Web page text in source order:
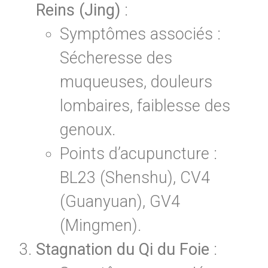
Reins (Jing) :
Symptômes associés :
Sécheresse des
muqueuses, douleurs
lombaires, faiblesse des
genoux.
Points d’acupuncture :
BL23 (Shenshu), CV4
(Guanyuan), GV4
(Mingmen).
Stagnation du Qi du Foie :